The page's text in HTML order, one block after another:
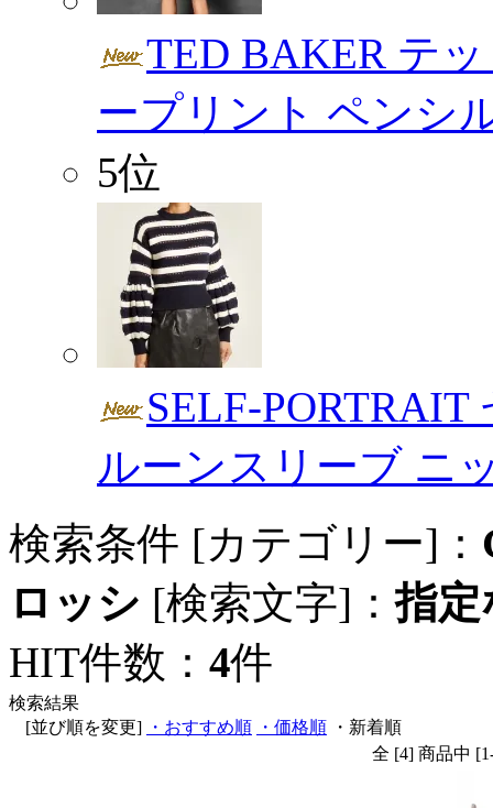
TED BAKER テ
ープリント ペンシ
5位
SELF-
ルーンスリーブ ニ
検索条件 [カテゴリー]：
ロッシ [検索文字]：指定
HIT件数： 4件
検索結果
[並び順を変更]
・おすすめ順 ・価格順
・新着順
全 [4] 商品中